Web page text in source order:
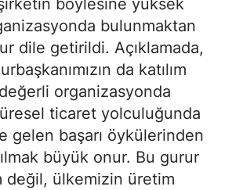
bulunmaktan
dile getirildi. Açıklamada,
da katılım
değerli organizasyonda
ticaret yolculuğunda
gelen başarı öykülerinden
büyük onur. Bu gurur
değil, ülkemizin üretim